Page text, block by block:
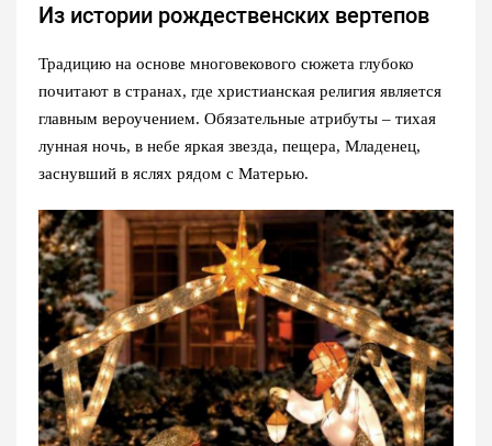
Из истории рождественских вертепов
Традицию на основе многовекового сюжета глубоко
почитают в странах, где христианская религия является
главным вероучением. Обязательные атрибуты – тихая
лунная ночь, в небе яркая звезда, пещера, Младенец,
заснувший в яслях рядом с Матерью.